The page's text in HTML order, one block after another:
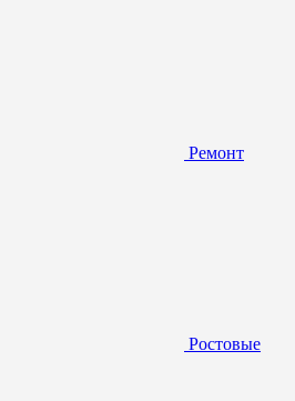
Ремонт
Ростовые